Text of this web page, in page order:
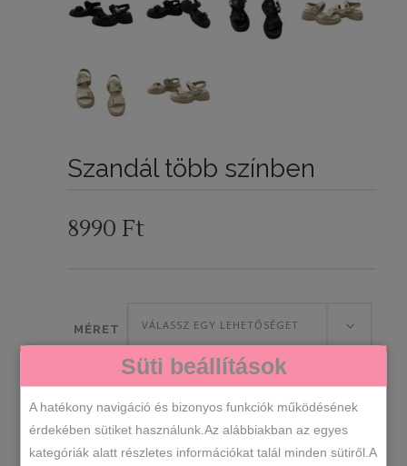
Szandál több színben
8990 Ft
MÉRET VÁLASSZ EGY LEHETŐSÉGET
Süti beállítások
A hatékony navigáció és bizonyos funkciók működésének
érdekében sütiket használunk.Az alábbiakban az egyes
kategóriák alatt részletes információkat talál minden sütiről.A